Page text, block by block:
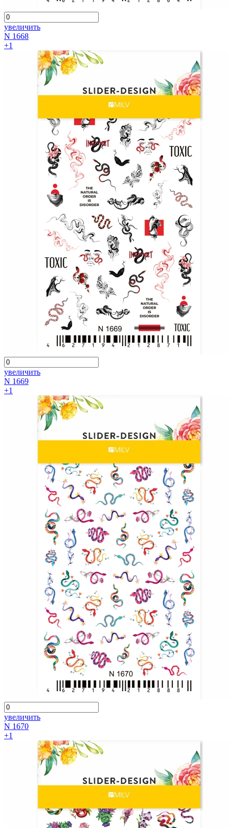
увеличить
N 1668
+1
увеличить
N 1669
+1
увеличить
N 1670
+1